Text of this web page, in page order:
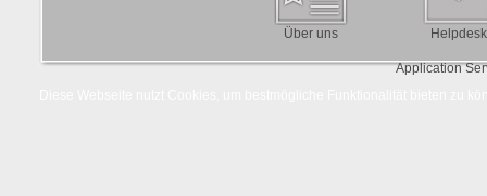
Über uns Helpdesk
Application